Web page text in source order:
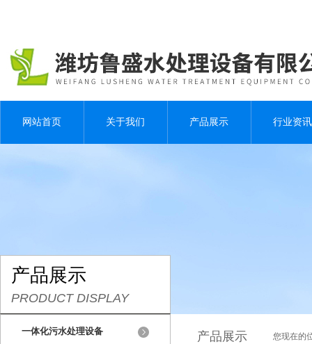
网站首页 关于我们 产品展示 行业资讯
产品展示
PRODUCT DISPLAY
一体化污水处理设备 产品展示 您现在的